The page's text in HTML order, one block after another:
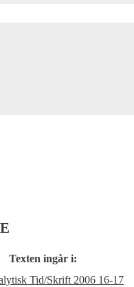
Texten ingår i:
Tid/Skrift 2006 16-17